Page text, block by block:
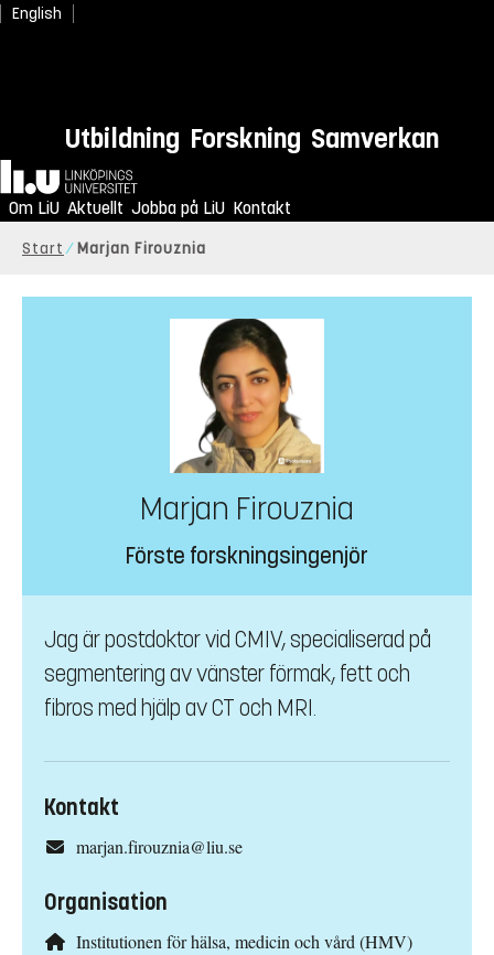
English
Utbildning Forskning Samverkan
Hem
Om LiU Aktuellt Jobba på LiU Kontakt
Start Marjan Firouznia
Marjan Firouznia
Förste forskningsingenjör
Jag är postdoktor vid CMIV, specialiserad på
segmentering av vänster förmak, fett och
fibros med hjälp av CT och MRI.
Kontakt
marjan.firouznia@liu.se
Organisation
Institutionen för hälsa, medicin och vård (HMV)